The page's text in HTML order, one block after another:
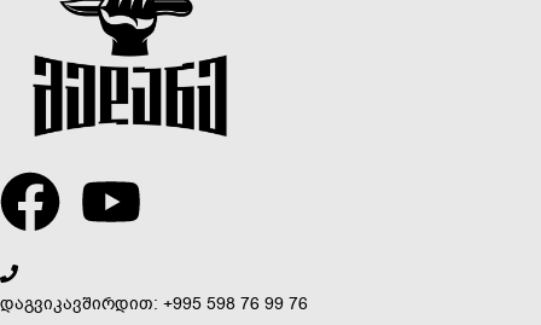
დაგვიკავშირდით: +995 598 76 99 76